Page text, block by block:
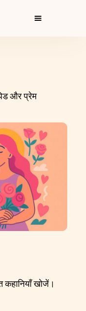
और प्रेम
कहानियाँ खोजें।